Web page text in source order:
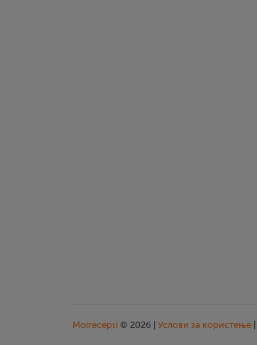
Moirecepti © 2026 | Услови за користење